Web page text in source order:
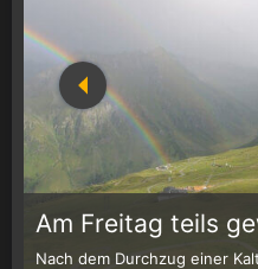
Am Freitag teils
Nach dem Durchzug einer